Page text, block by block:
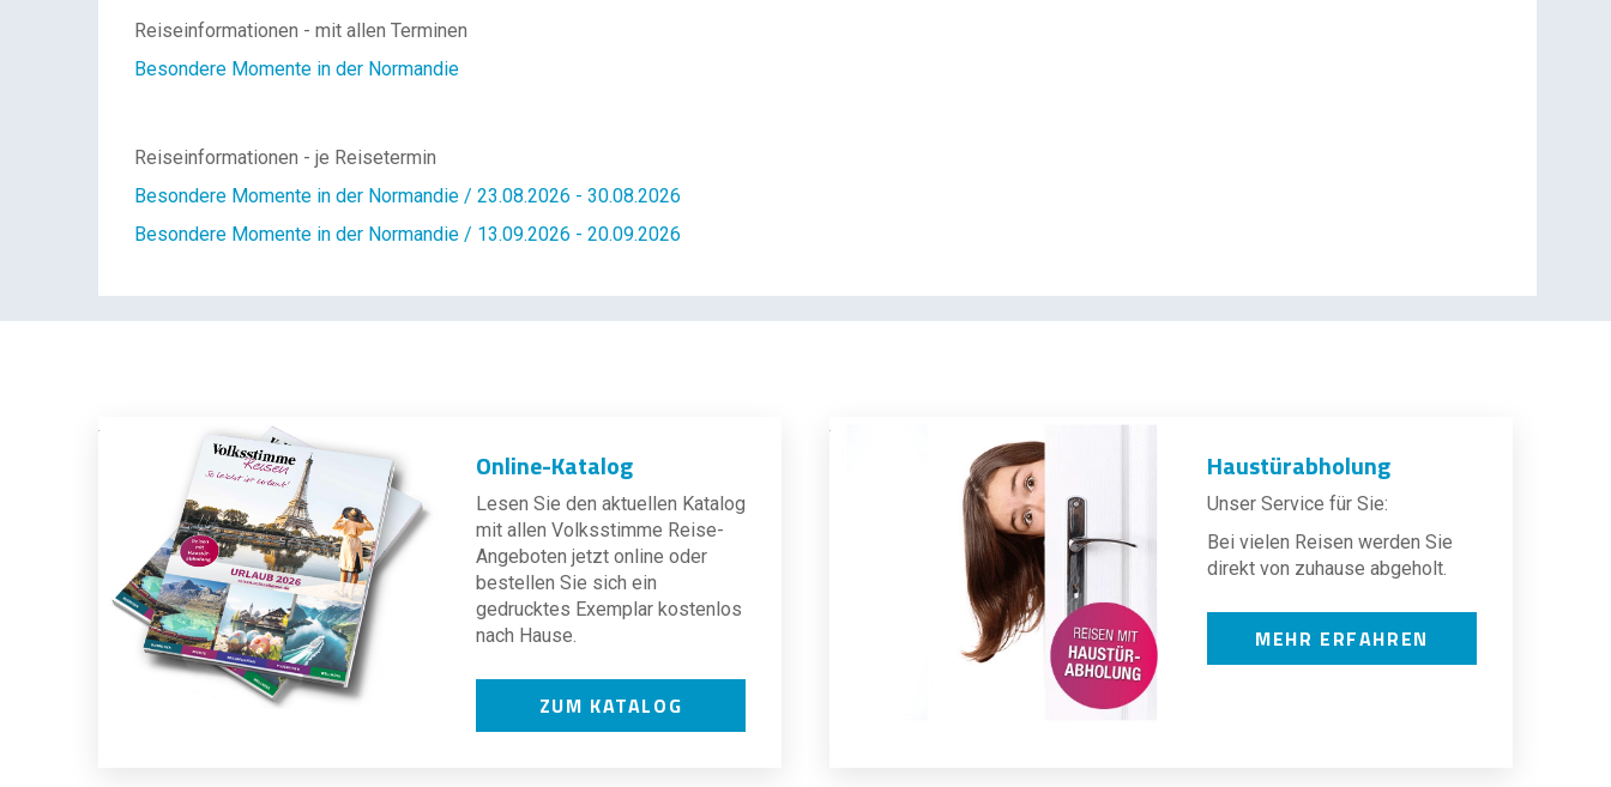
Reiseinformationen - mit allen Terminen
Besondere Momente in der Normandie
Reiseinformationen - je Reisetermin
Besondere Momente in der Normandie / 23.08.2026 - 30.08.2026
Besondere Momente in der Normandie / 13.09.2026 - 20.09.2026
Online-Katalog
Lesen Sie den aktuellen Katalog
mit allen Volksstimme Reise-
Angeboten jetzt online oder
bestellen Sie sich ein
gedrucktes Exemplar kostenlos
nach Hause.
ZUM KATALOG
Haustürabholung
Unser Service für Sie:
Bei vielen Reisen werden Sie
direkt von zuhause abgeholt.
MEHR ERFAHREN